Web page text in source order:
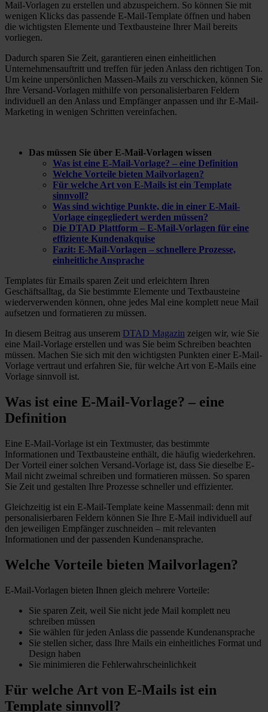
Mail-Vorlagen zu erstellen und abzuspeichern. So können Sie mit
wenigen Klicks das passende E-Mail-Template öffnen und haben
die wichtigsten Elemente und Textbausteine Ihrer Mail bereits
vorliegen.
Dadurch sparen Sie Zeit, garantieren einen einheitlichen
Unternehmensauftritt und treffen für jeden Anlass den richtigen Ton.
Um keine unpersönlichen Massen-Mails zu verschicken, können Sie
Ihre Versand-Vorlagen mithilfe von personalisierbaren Feldern
individuell an den Anlass und Empfänger anpassen und ihr E-Mail-
Marketing in wenigen Schritten vereinfachen.
Das müssen Sie über E-Mail-Vorlagen wissen
Was ist eine E-Mail-Vorlage? – eine Definition
Welche Vorteile bieten Mailvorlagen?
Für welche Art von E-Mails ist ein Template
sinnvoll?
Was sind wichtige Punkte, die in einer E-Mail-
Vorlage eingegliedert werden müssen?
Die DTAD Plattform – E-Mail-Vorlagen für eine
effiziente Kundenakquise
Fazit: E-Mail-Vorlagen – schnellere Prozesse,
einheitliche Ansprache
Templates für Emails sparen Zeit und erleichtern Ihren
Geschäftsalltag, da Sie bestimmte Elemente und Textbausteine
wiederverwenden können, ohne jedes Mal eine komplett neue Mail
aufsetzen und formatieren zu müssen.
In diesem Beitrag aus unserem DTAD Magazin zeigen wir, wie Sie
eine Mail-Vorlage erstellen und was Sie beim Schreiben beachten
müssen. Machen Sie sich mit den wichtigsten Punkten einer E-Mail-
Vorlage vertraut und erfahren Sie, für welche Art von E-Mails eine
Vorlage sinnvoll ist.
Was ist eine E-Mail-Vorlage? – eine
Definition
Eine E-Mail-Vorlage ist ein Textmuster, das bestimmte
Informationen und Textbausteine enthält, die häufig wiederkehren.
Der Vorteil einer solchen Versand-Vorlage ist, dass Sie dieselbe E-
Mail nicht zweimal schreiben und formatieren müssen. So sparen
Sie Zeit und gestalten Ihre Prozesse schneller und effizienter.
Gleichzeitig ist ein E-Mail-Template keine Massenmail: denn mit
personalisierbaren Feldern können Sie Ihre E-Mail individuell auf
den jeweiligen Empfänger zuschneiden – mit relevanten
Informationen und der passenden Kundenansprache.
Welche Vorteile bieten Mailvorlagen?
E-Mail-Vorlagen bieten Ihnen gleich mehrere Vorteile:
Sie sparen Zeit, weil Sie nicht jede Mail komplett neu
schreiben müssen
Sie wählen für jeden Anlass die passende Kundenansprache
Sie stellen sicher, dass Ihre Mails ein einheitliches Format und
Design haben
Sie minimieren die Fehlerwahrscheinlichkeit
Für welche Art von E-Mails ist ein
Template sinnvoll?